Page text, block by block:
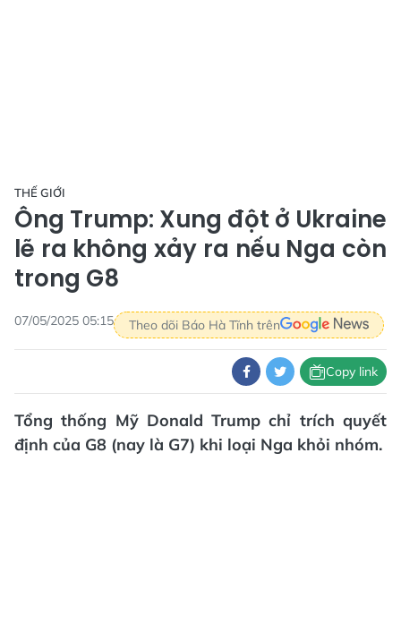
THẾ GIỚI
Ông Trump: Xung đột ở Ukraine
lẽ ra không xảy ra nếu Nga còn
trong G8
07/05/2025 05:15 Theo dõi Báo Hà Tĩnh trên
Copy link
Tổng thống Mỹ Donald Trump chỉ trích quyết
định của G8 (nay là G7) khi loại Nga khỏi nhóm.